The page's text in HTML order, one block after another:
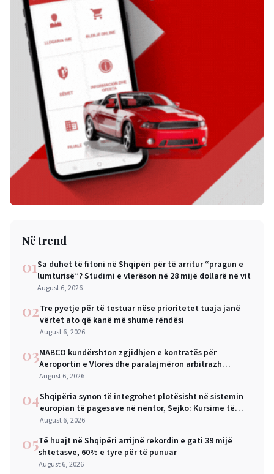
Në trend
01Sa duhet të fitoni në Shqipëri për të arritur “pragun e
lumturisë”? Studimi e vlerëson në 28 mijë dollarë në vit
August 6, 2026
02Tre pyetje për të testuar nëse prioritetet tuaja janë
vërtet ato që kanë më shumë rëndësi
August 6, 2026
03MABCO kundërshton zgjidhjen e kontratës për
Aeroportin e Vlorës dhe paralajmëron arbitrazh
ndërkombëtar
August 6, 2026
04Shqipëria synon të integrohet plotësisht në sistemin
europian të pagesave në nëntor, Sejko: Kursime të
mëdha për qytetarët dhe bizneset
August 6, 2026
05Të huajt në Shqipëri arrijnë rekordin e gati 39 mijë
shtetasve, 60% e tyre për të punuar
August 6, 2026